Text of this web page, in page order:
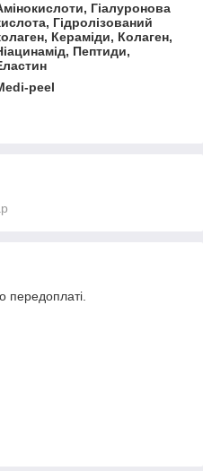
Гіалуронова
Гідролізований
Кераміди, Колаген,
Пептиди,
peel
передоплаті.